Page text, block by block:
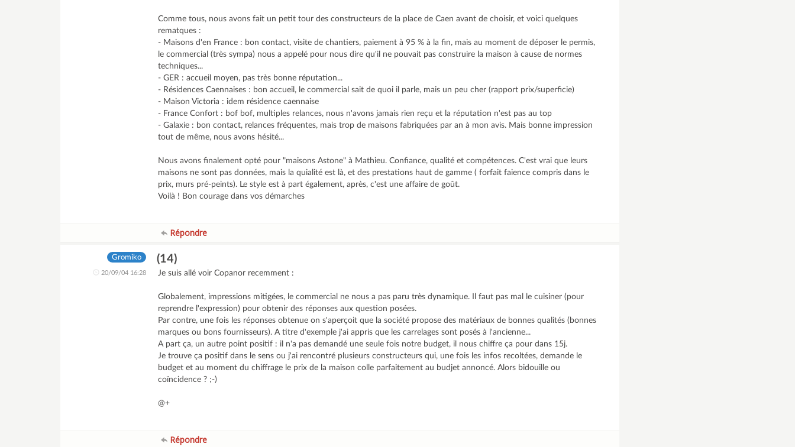
Comme tous, nous avons fait un petit tour des constructeurs de la place de Caen avant de choisir, et voici quelques
rematques :
- Maisons d'en France : bon contact, visite de chantiers, paiement à 95 % à la fin, mais au moment de déposer le permis,
le commercial (très sympa) nous a appelé pour nous dire qu'il ne pouvait pas construire la maison à cause de normes
techniques...
- GER : accueil moyen, pas très bonne réputation...
- Résidences Caennaises : bon accueil, le commercial sait de quoi il parle, mais un peu cher (rapport prix/superficie)
- Maison Victoria : idem résidence caennaise
- France Confort : bof bof, multiples relances, nous n'avons jamais rien reçu et la réputation n'est pas au top
- Galaxie : bon contact, relances fréquentes, mais trop de maisons fabriquées par an à mon avis. Mais bonne impression
tout de même, nous avons hésité...
Nous avons finalement opté pour "maisons Astone" à Mathieu. Confiance, qualité et compétences. C'est vrai que leurs
maisons ne sont pas données, mais la quialité est là, et des prestations haut de gamme ( forfait faience compris dans le
prix, murs pré-peints). Le style est à part également, après, c'est une affaire de goût.
Voilà ! Bon courage dans vos démarches
Répondre
Gromiko
20/09/04 16:28
(14)
Je suis allé voir Copanor recemment :
Globalement, impressions mitigées, le commercial ne nous a pas paru très dynamique. Il faut pas mal le cuisiner (pour
reprendre l'expression) pour obtenir des réponses aux question posées.
Par contre, une fois les réponses obtenue on s'aperçoit que la société propose des matériaux de bonnes qualités (bonnes
marques ou bons fournisseurs). A titre d'exemple j'ai appris que les carrelages sont posés à l'ancienne...
A part ça, un autre point positif : il n'a pas demandé une seule fois notre budget, il nous chiffre ça pour dans 15j.
Je trouve ça positif dans le sens ou j'ai rencontré plusieurs constructeurs qui, une fois les infos recoltées, demande le
budget et au moment du chiffrage le prix de la maison colle parfaitement au budjet annoncé. Alors bidouille ou
coïncidence ? ;-)
@+
Répondre